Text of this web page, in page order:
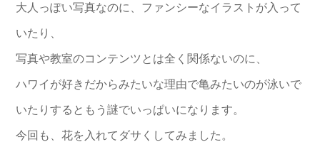
大人っぽい写真なのに、ファンシーなイラストが入って
いたり、
写真や教室のコンテンツとは全く関係ないのに、
ハワイが好きだからみたいな理由で亀みたいのが泳いで
いたりするともう謎でいっぱいになります。
今回も、花を入れてダサくしてみました。